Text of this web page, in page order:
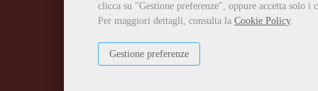
clicca su "Gestione preferenze", oppure accetta solo
Per maggiori dettagli, consulta la Cookie Policy.
Gestione preferenze